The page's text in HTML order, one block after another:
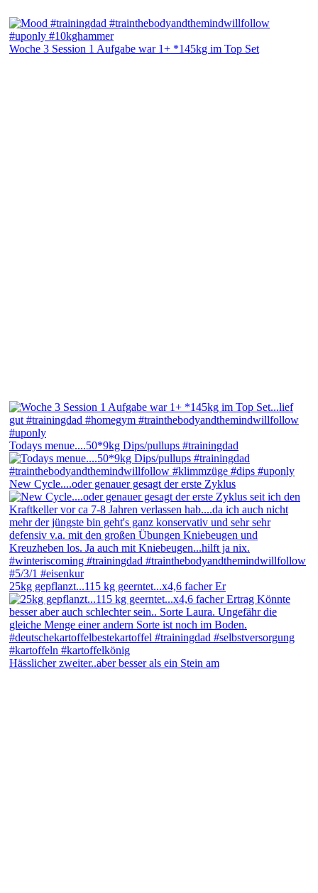
Woche 3 Session 1 Aufgabe war 1+ *145kg im Top Set
Todays menue....50*9kg Dips/pullups #trainingdad
New Cycle....oder genauer gesagt der erste Zyklus
25kg gepflanzt...115 kg geerntet...x4,6 facher Er
Hässlicher zweiter..aber besser als ein Stein am